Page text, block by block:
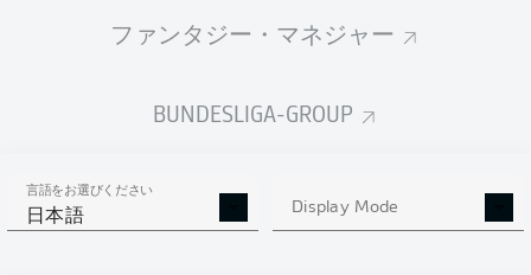
ファンタジー・マネジャー
BUNDESLIGA-GROUP
言語をお選びください
日本語 Display Mode
0 0.55
536
79 % 成功率 85 %